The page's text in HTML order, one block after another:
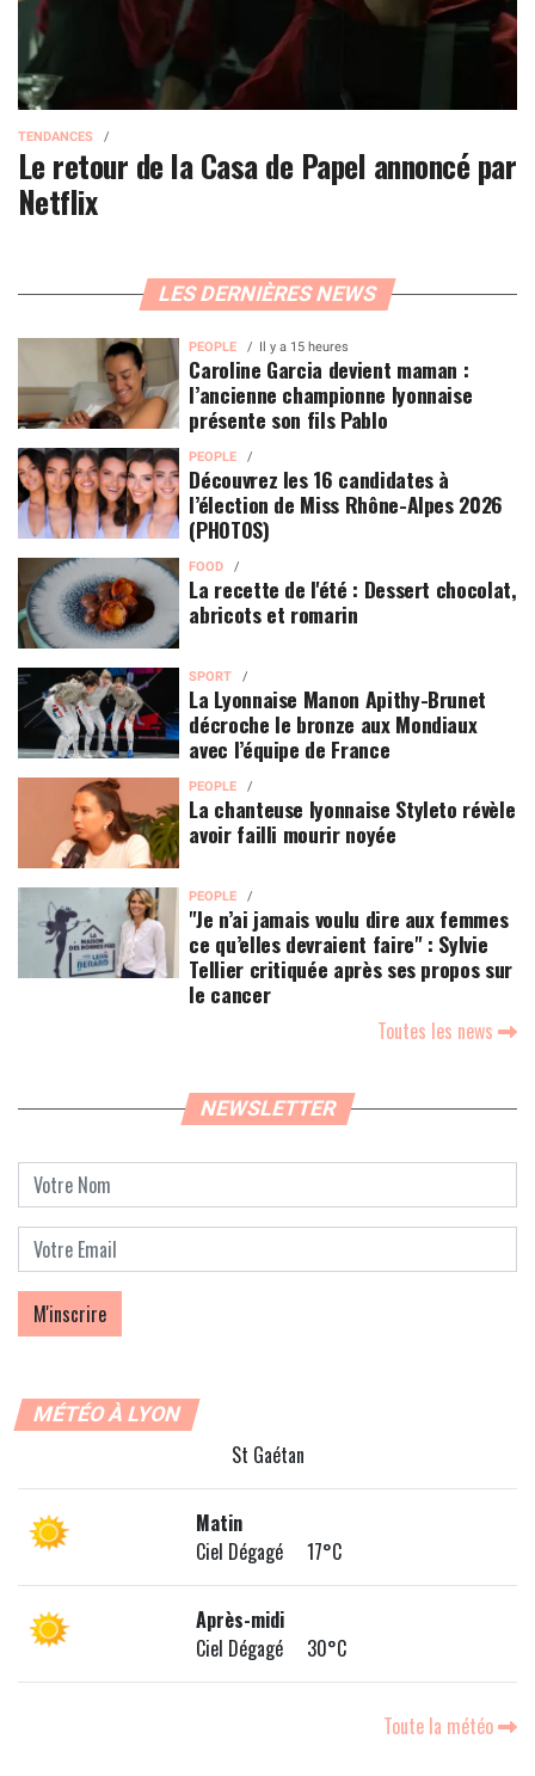
TENDANCES
Le retour de la Casa de Papel annoncé par
Netflix
LES DERNIÈRES NEWS
PEOPLE Il y a 15 heures
Caroline Garcia devient maman :
l’ancienne championne lyonnaise
présente son fils Pablo
PEOPLE
Découvrez les 16 candidates à
l’élection de Miss Rhône-Alpes 2026
(PHOTOS)
FOOD
La recette de l'été : Dessert chocolat,
abricots et romarin
SPORT
La Lyonnaise Manon Apithy-Brunet
décroche le bronze aux Mondiaux
avec l’équipe de France
PEOPLE
La chanteuse lyonnaise Styleto révèle
avoir failli mourir noyée
PEOPLE
"Je n’ai jamais voulu dire aux femmes
ce qu’elles devraient faire" : Sylvie
Tellier critiquée après ses propos sur
le cancer
Toutes les news
NEWSLETTER
MÉTÉO À LYON
St Gaétan
Matin
Ciel Dégagé 17°C
Après-midi
Ciel Dégagé 30°C
Toute la météo